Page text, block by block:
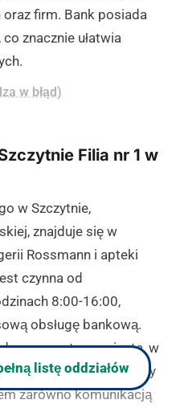
firm. Bank posiada
znacznie ułatwia
w błąd)
Filia nr 1 w
w Szczytnie,
znajduje się w
Rossmann i apteki
czynna od
8:00-16:00,
obsługę bankową.
- w centrum miasta, w
2 i kancelarii radcy
zarówno komunikacją
listę oddziałów